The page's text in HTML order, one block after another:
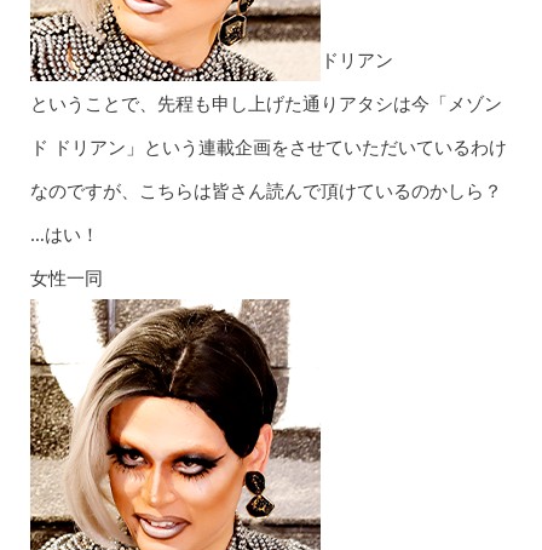
ドリアン
ということで、先程も申し上げた通りアタシは今「メゾン
ド ドリアン」という連載企画をさせていただいているわけ
なのですが、こちらは皆さん読んで頂けているのかしら？
…はい！
女性一同